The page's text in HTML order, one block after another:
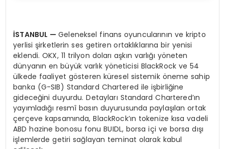
İSTANBUL —Geleneksel finans oyuncularının ve kripto
yerlisi şirketlerin ses getiren ortaklıklarına bir yenisi
eklendi. OKX, 11 trilyon doları aşkın varlığı yöneten
dünyanın en büyük varlık yöneticisi BlackRock ve 54
ülkede faaliyet gösteren küresel sistemik öneme sahip
banka (G-SIB) Standard Chartered ile işbirliğine
gideceğini duyurdu. Detayları Standard Chartered’ın
yayımladığı resmî basın duyurusunda paylaşılan ortak
çerçeve kapsamında, BlackRock’ın tokenize kısa vadeli
ABD hazine bonosu fonu BUIDL, borsa içi ve borsa dışı
işlemlerde getiri sağlayan teminat olarak kabul